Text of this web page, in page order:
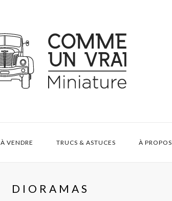
À VENDRE TRUCS & ASTUCES À PROPOS
DIORAMAS